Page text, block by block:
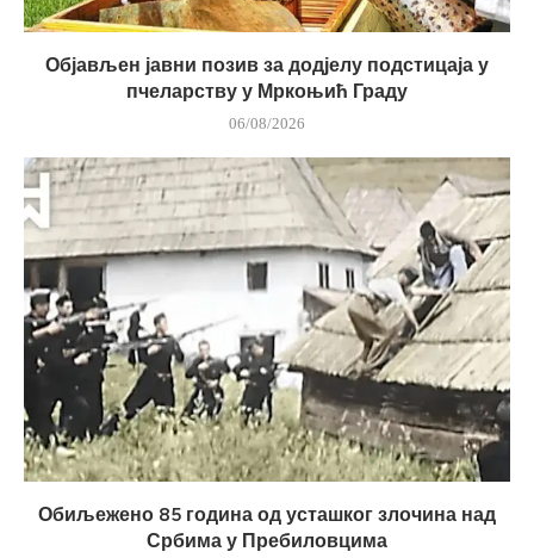
Објављен јавни позив за додјелу подстицаја у
пчеларству у Мркоњић Граду
06/08/2026
Обиљежено 85 година од усташког злочина над
Србима у Пребиловцима